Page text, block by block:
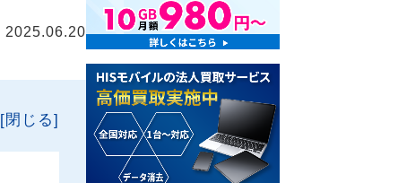
2025.06.20
[閉じる]